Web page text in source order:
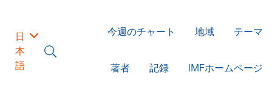
日
本
語
今週のチャート 地域 テーマ
著者 記録 IMFホームページ